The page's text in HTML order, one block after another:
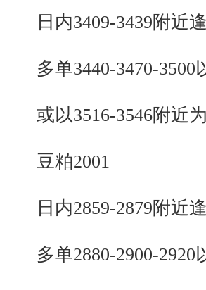
日内3409-3439附近
多单3440-3470-3500
或以3516-3546附近
豆粕2001
日内2859-2879附近
多单2880-2900-2920